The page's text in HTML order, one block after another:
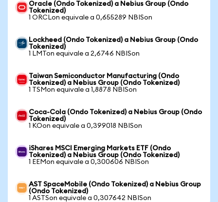
Oracle (Ondo Tokenized) a Nebius Group (Ondo
Tokenized)
1 ORCLon equivale a 0,655289 NBISon
Lockheed (Ondo Tokenized) a Nebius Group (Ondo
Tokenized)
1 LMTon equivale a 2,6746 NBISon
Taiwan Semiconductor Manufacturing (Ondo
Tokenized) a Nebius Group (Ondo Tokenized)
1 TSMon equivale a 1,8878 NBISon
Coca-Cola (Ondo Tokenized) a Nebius Group (Ondo
Tokenized)
1 KOon equivale a 0,399018 NBISon
iShares MSCI Emerging Markets ETF (Ondo
Tokenized) a Nebius Group (Ondo Tokenized)
1 EEMon equivale a 0,300606 NBISon
AST SpaceMobile (Ondo Tokenized) a Nebius Group
(Ondo Tokenized)
1 ASTSon equivale a 0,307642 NBISon